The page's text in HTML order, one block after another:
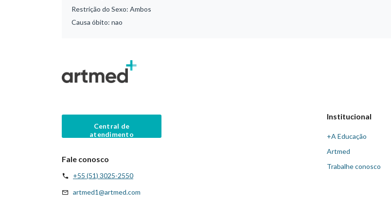
Restrição do Sexo: Ambos
Causa óbito: nao
Central de
atendimento
Fale conosco
+55 (51) 3025-2550
artmed1@artmed.com
Institucional
+A Educação
Artmed
Trabalhe conosco